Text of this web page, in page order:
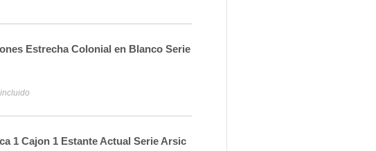
Estrecha Colonial en Blanco Serie
1 Cajon 1 Estante Actual Serie Arsic